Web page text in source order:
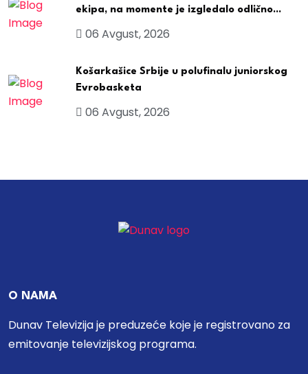
ekipa, na momente je izgledalo odlično...
06 Avgust, 2026
Košarkašice Srbije u polufinalu juniorskog
Evrobasketa
06 Avgust, 2026
O NAMA
Dunav Televizija je preduzeće koje je registrovano za
emitovanje televizijskog programa.